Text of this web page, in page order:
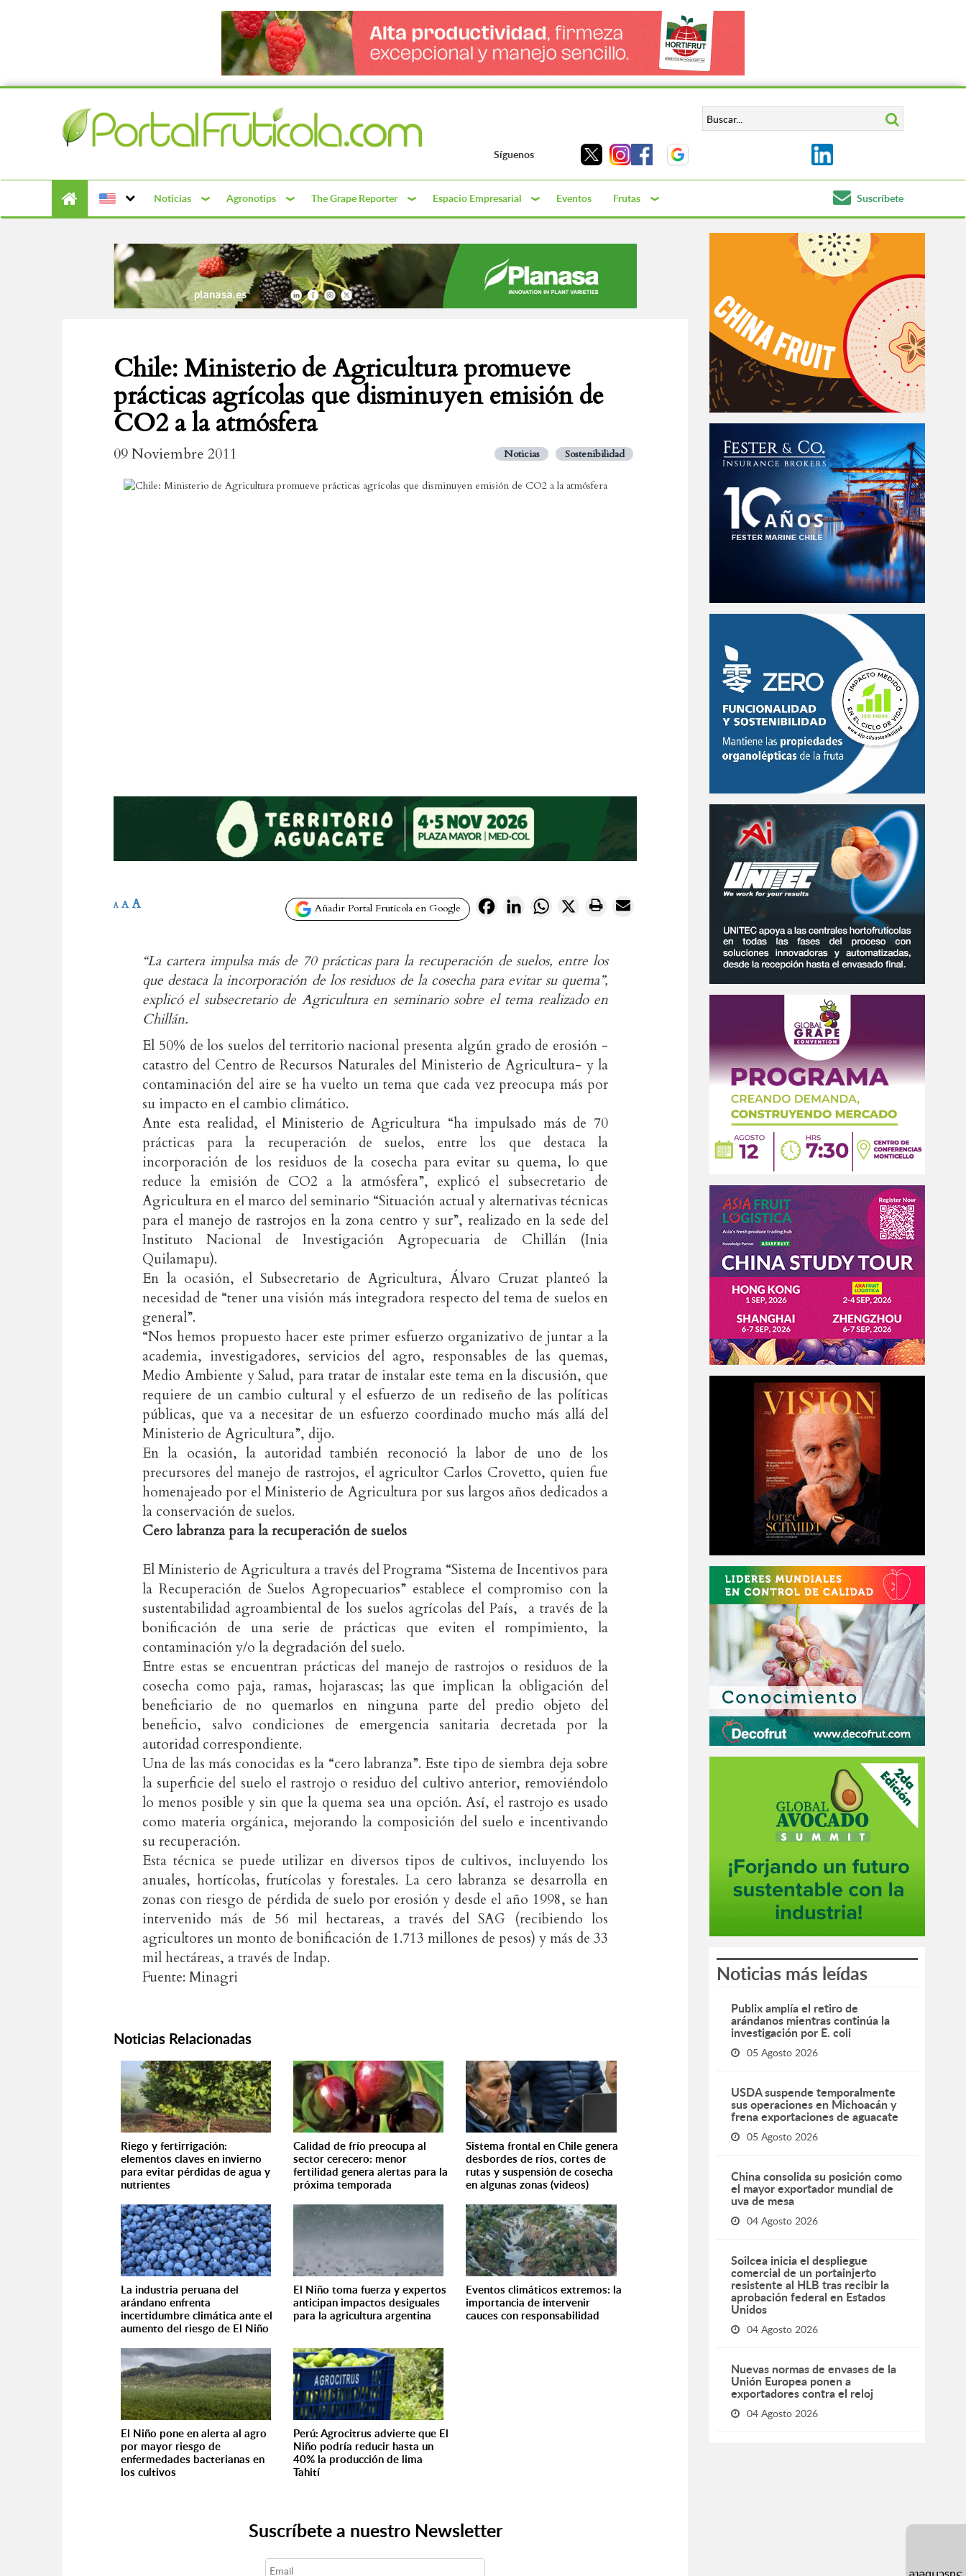
Síguenos
Noticias Agronotips The Grape Reporter Espacio Empresarial Eventos Frutas Suscríbete
Chile: Ministerio de Agricultura promueve
prácticas agrícolas que disminuyen emisión de
CO2 a la atmósfera
09 Noviembre 2011 Noticias Sostenibilidad
Añadir Portal Frutícola en Google FacebookLinkedInWhatsApp
X
A A A
“La cartera impulsa más de 70 prácticas para la recuperación de suelos, entre los
que destaca la incorporación de los residuos de la cosecha para evitar su quema”,
explicó el subsecretario de Agricultura en seminario sobre el tema realizado en
Chillán.
El 50% de los suelos del territorio nacional presenta algún grado de erosión -
catastro del Centro de Recursos Naturales del Ministerio de Agricultura- y la
contaminación del aire se ha vuelto un tema que cada vez preocupa más por
su impacto en el cambio climático.
Ante esta realidad, el Ministerio de Agricultura “ha impulsado más de 70
prácticas para la recuperación de suelos, entre los que destaca la
incorporación de los residuos de la cosecha para evitar su quema, lo que
reduce la emisión de CO2 a la atmósfera”, explicó el subsecretario de
Agricultura en el marco del seminario “Situación actual y alternativas técnicas
para el manejo de rastrojos en la zona centro y sur”, realizado en la sede del
Instituto Nacional de Investigación Agropecuaria de Chillán (Inia
Quilamapu).
En la ocasión, el Subsecretario de Agricultura, Álvaro Cruzat planteó la
necesidad de “tener una visión más integradora respecto del tema de suelos en
general”.
“Nos hemos propuesto hacer este primer esfuerzo organizativo de juntar a la
academia, investigadores, servicios del agro, responsables de las quemas,
Medio Ambiente y Salud, para tratar de instalar este tema en la discusión, que
requiere de un cambio cultural y el esfuerzo de un rediseño de las políticas
públicas, que va a necesitar de un esfuerzo coordinado mucho más allá del
Ministerio de Agricultura”, dijo.
En la ocasión, la autoridad también reconoció la labor de uno de los
precursores del manejo de rastrojos, el agricultor Carlos Crovetto, quien fue
homenajeado por el Ministerio de Agricultura por sus largos años dedicados a
la conservación de suelos.
Cero labranza para la recuperación de suelos
El Ministerio de Agricultura a través del Programa “Sistema de Incentivos para
la Recuperación de Suelos Agropecuarios” establece el compromiso con la
sustentabilidad agroambiental de los suelos agrícolas del País, a través de la
bonificación de una serie de prácticas que eviten el rompimiento, la
contaminación y/o la degradación del suelo.
Entre estas se encuentran prácticas del manejo de rastrojos o residuos de la
cosecha como paja, ramas, hojarascas; las que implican la obligación del
beneficiario de no quemarlos en ninguna parte del predio objeto del
beneficio, salvo condiciones de emergencia sanitaria decretada por la
autoridad correspondiente.
Una de las más conocidas es la “cero labranza”. Este tipo de siembra deja sobre
la superficie del suelo el rastrojo o residuo del cultivo anterior, removiéndolo
lo menos posible y sin que la quema sea una opción. Así, el rastrojo es usado
como materia orgánica, mejorando la composición del suelo e incentivando
su recuperación.
Esta técnica se puede utilizar en diversos tipos de cultivos, incluyendo los
anuales, hortícolas, frutícolas y forestales. La cero labranza se desarrolla en
zonas con riesgo de pérdida de suelo por erosión y desde el año 1998, se han
intervenido más de 56 mil hectareas, a través del SAG (recibiendo los
agricultores un monto de bonificación de 1.713 millones de pesos) y más de 33
mil hectáreas, a través de Indap.
Fuente: Minagri
Noticias Relacionadas
Riego y fertirrigación:
elementos claves en invierno
para evitar pérdidas de agua y
nutrientes
Calidad de frío preocupa al
sector cerecero: menor
fertilidad genera alertas para la
próxima temporada
Sistema frontal en Chile genera
desbordes de ríos, cortes de
rutas y suspensión de cosecha
en algunas zonas (videos)
La industria peruana del
arándano enfrenta
incertidumbre climática ante el
aumento del riesgo de El Niño
El Niño toma fuerza y expertos
anticipan impactos desiguales
para la agricultura argentina
Eventos climáticos extremos: la
importancia de intervenir
cauces con responsabilidad
El Niño pone en alerta al agro
por mayor riesgo de
enfermedades bacterianas en
los cultivos
Perú: Agrocitrus advierte que El
Niño podría reducir hasta un
40% la producción de lima
Tahití
Suscríbete a nuestro Newsletter
Noticias más leídas
Publix amplía el retiro de
arándanos mientras continúa la
investigación por E. coli
05 Agosto 2026
USDA suspende temporalmente
sus operaciones en Michoacán y
frena exportaciones de aguacate
05 Agosto 2026
China consolida su posición como
el mayor exportador mundial de
uva de mesa
04 Agosto 2026
Soilcea inicia el despliegue
comercial de un portainjerto
resistente al HLB tras recibir la
aprobación federal en Estados
Unidos
04 Agosto 2026
Nuevas normas de envases de la
Unión Europea ponen a
exportadores contra el reloj
04 Agosto 2026